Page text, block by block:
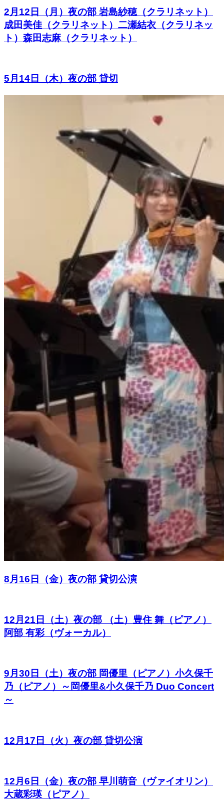
2月12日（月）夜の部 岩島紗穂（クラリネット）
成田美佳（クラリネット）二瀬結衣（クラリネッ
ト）森田志麻（クラリネット）
5月14日（木）夜の部 貸切
8月16日（金）夜の部 貸切公演
12月21日（土）夜の部 （土）豊住 舞（ピアノ）
阿部 有彩（ヴォーカル）
9月30日（土）夜の部 岡優里（ピアノ）小久保千
乃（ピアノ）～岡優里&小久保千乃 Duo Concert
～
12月17日（火）夜の部 貸切公演
12月6日（金）夜の部 早川萌音（ヴァイオリン）
大蔵彩瑛（ピアノ）